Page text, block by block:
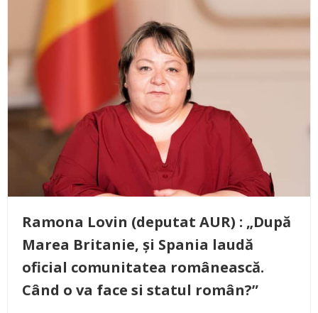
Ramona Lovin (deputat AUR) : „După
Marea Britanie, și Spania laudă
oficial comunitatea românească.
Când o va face si statul român?”